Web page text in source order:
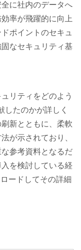
に社内のデータへ
率が飛躍的に向上
ポイントのセキュ
なセキュリティ基
リティをどのよう
したのかが詳しく
新とともに、柔軟
が示されており、
参考資料となるだ
を検討している経
ードしてその詳細